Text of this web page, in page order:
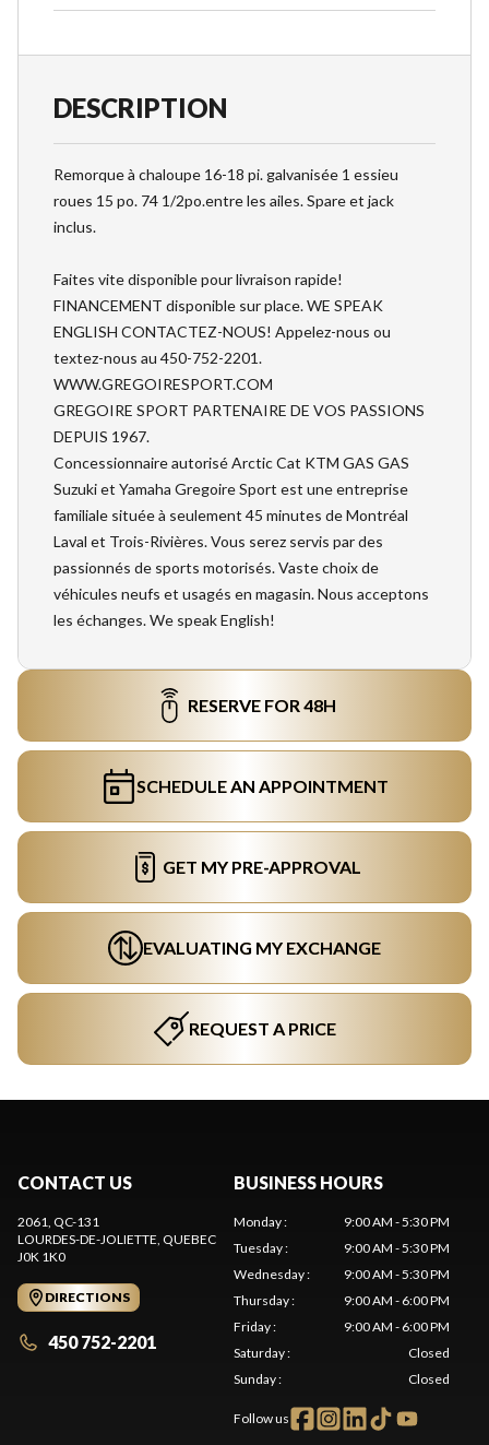
DESCRIPTION
Remorque à chaloupe 16-18 pi. galvanisée 1 essieu
roues 15 po. 74 1/2po.entre les ailes. Spare et jack
inclus.
Faites vite disponible pour livraison rapide!
FINANCEMENT disponible sur place. WE SPEAK
ENGLISH CONTACTEZ-NOUS! Appelez-nous ou
textez-nous au 450-752-2201.
WWW.GREGOIRESPORT.COM
GREGOIRE SPORT PARTENAIRE DE VOS PASSIONS
DEPUIS 1967.
Concessionnaire autorisé Arctic Cat KTM GAS GAS
Suzuki et Yamaha Gregoire Sport est une entreprise
familiale située à seulement 45 minutes de Montréal
Laval et Trois-Rivières. Vous serez servis par des
passionnés de sports motorisés. Vaste choix de
véhicules neufs et usagés en magasin. Nous acceptons
les échanges. We speak English!
RESERVE FOR 48H
SCHEDULE AN APPOINTMENT
GET MY PRE-APPROVAL
EVALUATING MY EXCHANGE
REQUEST A PRICE
CONTACT US
2061, QC-131
LOURDES-DE-JOLIETTE, QUEBEC
J0K 1K0
DIRECTIONS
450 752-2201
BUSINESS HOURS
Monday:
9:00 AM - 5:30 PM
Tuesday:
9:00 AM - 5:30 PM
Wednesday:
9:00 AM - 5:30 PM
Thursday:
9:00 AM - 6:00 PM
Friday:
9:00 AM - 6:00 PM
Saturday:
Closed
Sunday: Closed
Follow us